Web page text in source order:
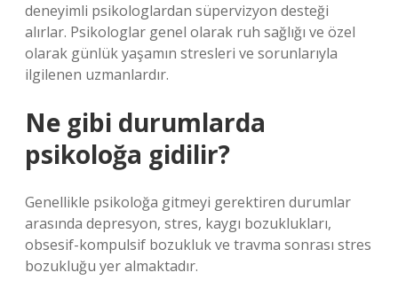
deneyimli psikologlardan süpervizyon desteği
alırlar. Psikologlar genel olarak ruh sağlığı ve özel
olarak günlük yaşamın stresleri ve sorunlarıyla
ilgilenen uzmanlardır.
Ne gibi durumlarda
psikoloğa gidilir?
Genellikle psikoloğa gitmeyi gerektiren durumlar
arasında depresyon, stres, kaygı bozuklukları,
obsesif-kompulsif bozukluk ve travma sonrası stres
bozukluğu yer almaktadır.